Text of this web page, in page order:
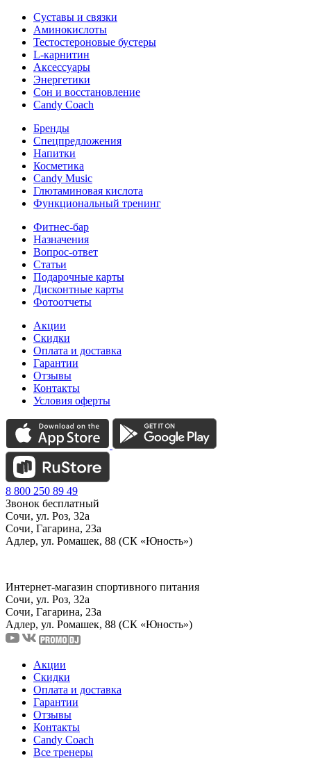
Суставы и связки
Аминокислоты
Тестостероновые бустеры
L-карнитин
Аксессуары
Энергетики
Сон и восстановление
Candy Coach
Бренды
Спецпредложения
Напитки
Косметика
Candy Music
Глютаминовая кислота
Функциональный тренинг
Фитнес-бар
Назначения
Вопрос-ответ
Статьи
Подарочные карты
Дисконтные карты
Фотоотчеты
Акции
Скидки
Оплата и доставка
Гарантии
Отзывы
Контакты
Условия оферты
8 800 250 89 49
Звонок бесплатный
Сочи, ул. Роз, 32а
Сочи, Гагарина, 23а
Адлер, ул. Ромашек, 88 (СК «Юность»)
Интернет-магазин спортивного питания
Сочи, ул. Роз, 32а
Сочи, Гагарина, 23а
Адлер, ул. Ромашек, 88 (СК «Юность»)
Акции
Скидки
Оплата и доставка
Гарантии
Отзывы
Контакты
Candy Coach
Все тренеры